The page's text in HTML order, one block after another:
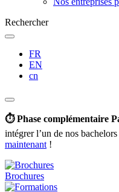
Rechercher
FR
EN
cn
⏱️ Phase complémentaire
intégrer l’un de nos
maintenant !
Brochures